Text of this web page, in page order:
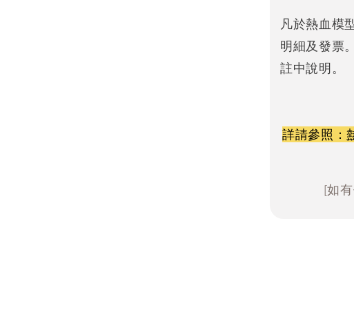
凡於熱血模
明細及發票
註中說明。
詳請參照：
[如